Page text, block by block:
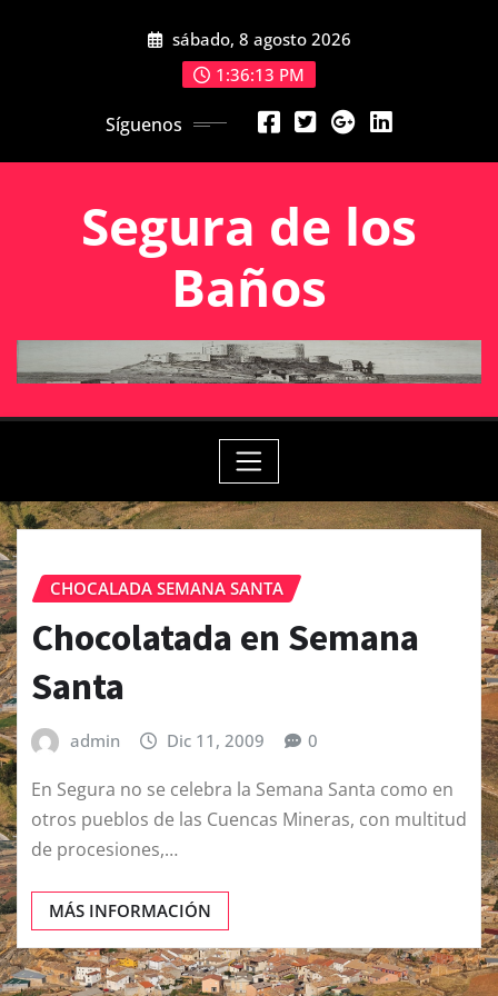
sábado, 8 agosto 2026
1:36:13 PM
Síguenos
Segura de los
Baños
CHOCALADA SEMANA SANTA
Chocolatada en Semana
Santa
admin Dic 11, 2009 0
En Segura no se celebra la Semana Santa como en
otros pueblos de las Cuencas Mineras, con multitud
de procesiones,…
MÁS INFORMACIÓN